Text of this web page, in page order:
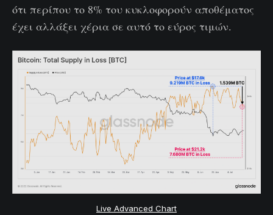
ότι περίπου το 8% του κυκλοφορούν αποθέματος
έχει αλλάξει χέρια σε αυτό το εύρος τιμών.
Live Advanced Chart